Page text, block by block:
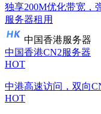
独享200M优化带宽，
服务器租用
中国香港服务器
中国香港CN2服务器
HOT
中港高速访问，双向
HOT